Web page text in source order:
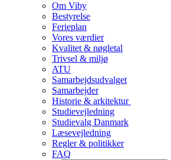
Om Viby
Bestyrelse
Ferieplan
Vores værdier
Kvalitet & nøgletal
Trivsel & miljø
ATU
Samarbejdsudvalget
Samarbejder
Historie & arkitektur
Studievejledning
Studievalg Danmark
Læsevejledning
Regler & politikker
FAQ